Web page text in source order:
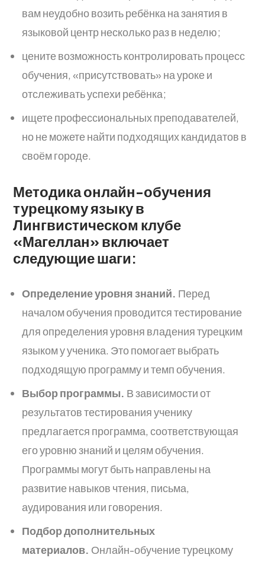
вам неудобно возить ребёнка на занятия в
языковой центр несколько раз в неделю;
цените возможность контролировать процесс
обучения, «присутствовать» на уроке и
отслеживать успехи ребёнка;
ищете профессиональных преподавателей,
но не можете найти подходящих кандидатов в
своём городе.
Методика онлайн-обучения
турецкому языку в
Лингвистическом клубе
«Магеллан» включает
следующие шаги:
Определение уровня знаний. Перед
началом обучения проводится тестирование
для определения уровня владения турецким
языком у ученика. Это помогает выбрать
подходящую программу и темп обучения.
Выбор программы. В зависимости от
результатов тестирования ученику
предлагается программа, соответствующая
его уровню знаний и целям обучения.
Программы могут быть направлены на
развитие навыков чтения, письма,
аудирования или говорения.
Подбор дополнительных
материалов. Онлайн-обучение турецкому